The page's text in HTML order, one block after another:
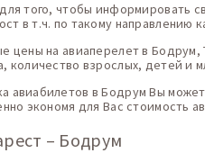
того, чтобы информировать
в т.ч. по такому направлению
цены на авиаперелет в
количество взрослых, детей и
авиабилетов в Бодрум Вы
экономя для Вас стоимость
– Бодрум